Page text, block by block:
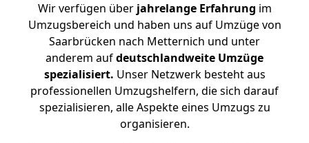
Wir verfügen überjahrelange Erfahrung im
Umzugsbereich und haben uns auf Umzüge von
Saarbrücken nach Metternich und unter
anderem aufdeutschlandweite Umzüge
spezialisiert. Unser Netzwerk besteht aus
professionellen Umzugshelfern, die sich darauf
spezialisieren, alle Aspekte eines Umzugs zu
organisieren.